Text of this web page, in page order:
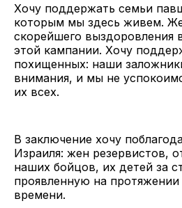
Хочу поддержать семьи
которым мы здесь живем.
скорейшего выздоровления
этой кампании. Хочу
похищенных: наши
внимания, и мы не
их всех.
В заключение хочу
Израиля: жен резервистов,
наших бойцов, их детей за
проявленную на протяжении
времени.